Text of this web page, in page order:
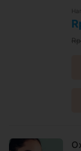
tanpa
setelah
Harga paket